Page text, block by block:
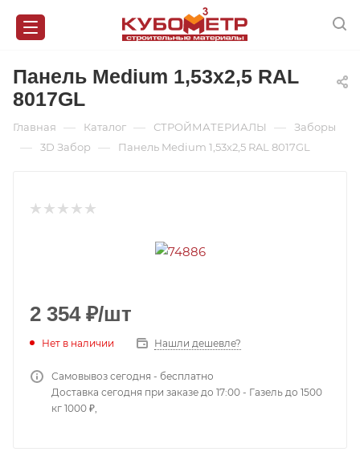
Панель Medium 1,53х2,5 RAL
8017GL
Главная — Каталог — СТРОЙМАТЕРИАЛЫ — Заборы
— 3D Забор — Панель Medium 1,53х2,5 RAL 8017GL
2 354₽/шт
Нет в наличии Нашли дешевле?
Самовывоз сегодня - бесплатно
Доставка сегодня при заказе до 17:00 - Газель до 1500
кг 1000 ₽,